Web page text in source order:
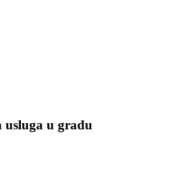
usluga u gradu